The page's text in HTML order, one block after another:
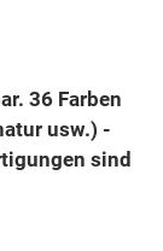
36 Farben
usw.) -
sind